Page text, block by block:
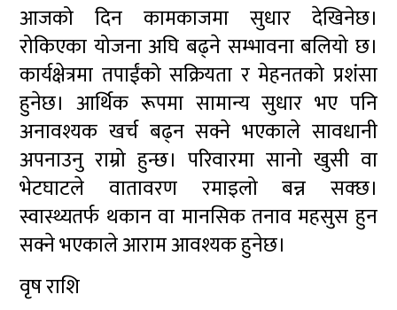
आजको दिन कामकाजमा सुधार देखिनेछ।
रोकिएका योजना अघि बढ्ने सम्भावना बलियो छ।
कार्यक्षेत्रमा तपाईंको सक्रियता र मेहनतको प्रशंसा
हुनेछ। आर्थिक रूपमा सामान्य सुधार भए पनि
अनावश्यक खर्च बढ्न सक्ने भएकाले सावधानी
अपनाउनु राम्रो हुन्छ। परिवारमा सानो खुसी वा
भेटघाटले वातावरण रमाइलो बन्न सक्छ।
स्वास्थ्यतर्फ थकान वा मानसिक तनाव महसुस हुन
सक्ने भएकाले आराम आवश्यक हुनेछ।
वृष राशि